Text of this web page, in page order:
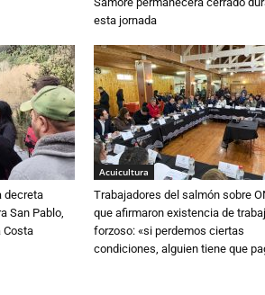
esta jornada
decreta
San Pablo,
Costa
Acuicultura
Trabajadores del salmón sobre
que afirmaron existencia de
forzoso: «si perdemos ciertas
condiciones, alguien tiene que